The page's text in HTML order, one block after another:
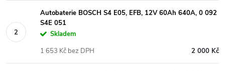
Autobaterie BOSCH S4 E05, EFB, 12V 60Ah 640A, 0 092
S4E 051
Skladem
2 000 Kč
1 653 Kč bez DPH